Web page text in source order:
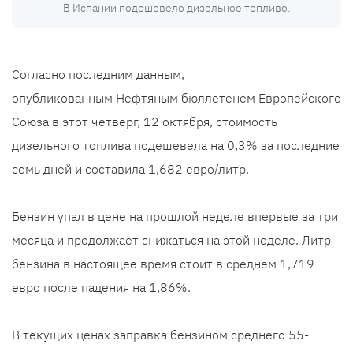
В Испании подешевело дизельное топливо.
Согласно последним данным,
опубликованным Нефтяным бюллетенем Европейского
Союза в этот четверг, 12 октября, стоимость
дизельного топлива подешевела на 0,3% за последние
семь дней и составила 1,682 евро/литр.
Бензин упал в цене на прошлой неделе впервые за три
месяца и продолжает снижаться на этой неделе. Литр
бензина в настоящее время стоит в среднем 1,719
евро после падения на 1,86%.
В текущих ценах заправка бензином среднего 55-